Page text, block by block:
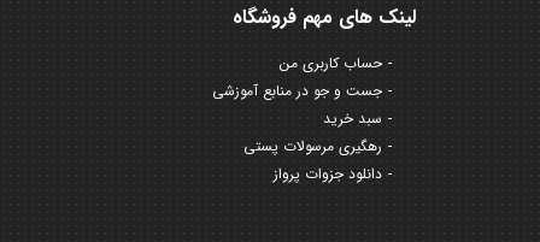
لینک های مهم فروشگاه
حساب کاربری من
جست و جو در منابع آموزشی
سبد خرید
رهگیری مرسولات پستی
دانلود جزوات پرواز